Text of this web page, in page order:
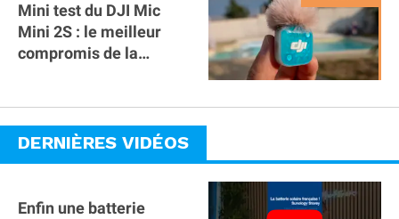
Mini test du DJI Mic
Mini 2S : le meilleur
compromis de la
DERNIÈRES VIDÉOS
Enfin une batterie